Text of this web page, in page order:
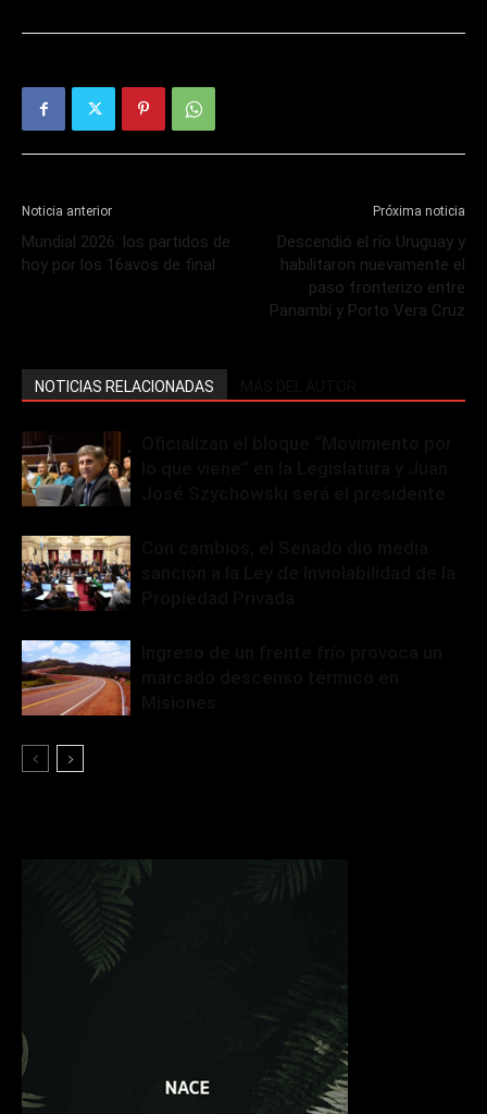
Noticia anterior
Mundial 2026: los partidos de
hoy por los 16avos de final
Próxima noticia
Descendió el río Uruguay y
habilitaron nuevamente el
paso fronterizo entre
Panambí y Porto Vera Cruz
NOTICIAS RELACIONADAS